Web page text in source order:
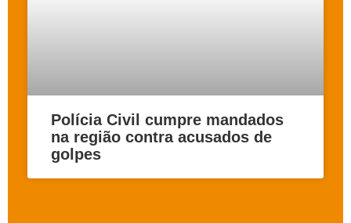
Polícia Civil cumpre mandados
na região contra acusados de
golpes